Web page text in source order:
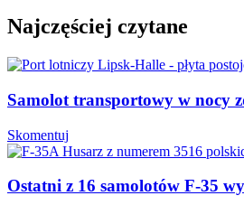
Najczęściej czytane
Samolot transportowy w nocy
Skomentuj
Ostatni z 16 samolotów F-35